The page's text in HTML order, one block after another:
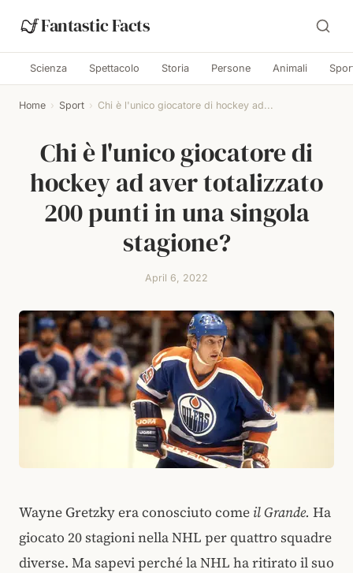
Fantastic Facts
Scienza Spettacolo Storia Persone Animali
Home › Sport › Chi è l'unico giocatore di hockey ad...
Chi è l'unico giocatore di
hockey ad aver totalizzato
200 punti in una singola
stagione?
April 6, 2022
Wayne Gretzky era conosciuto come il Grande. Ha
giocato 20 stagioni nella NHL per quattro squadre
diverse. Ma sapevi perché la NHL ha ritirato il suo